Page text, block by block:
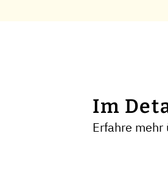
Im
Erfahre